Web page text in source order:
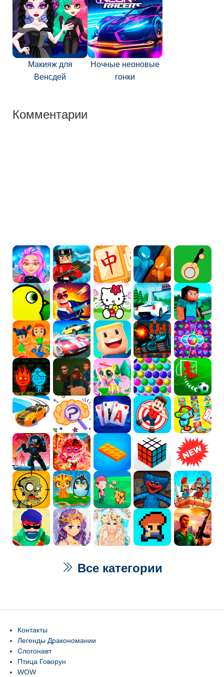
Макияж для
Венсдей
Ночные неоновые
гонки
Комментарии
Все категории
Контакты
Легенды Дракономании
Слогонавт
Птица Говорун
WOW